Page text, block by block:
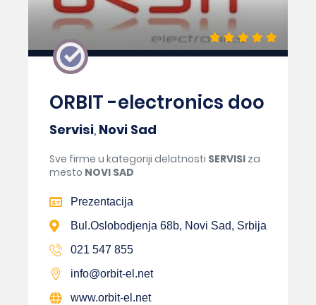
ORBIT -electronics doo
Servisi, Novi Sad
Sve firme u kategoriji delatnosti SERVISI za
mesto NOVI SAD
Prezentacija
Bul.Oslobodjenja 68b, Novi Sad, Srbija
021 547 855
info@orbit-el.net
www.orbit-el.net